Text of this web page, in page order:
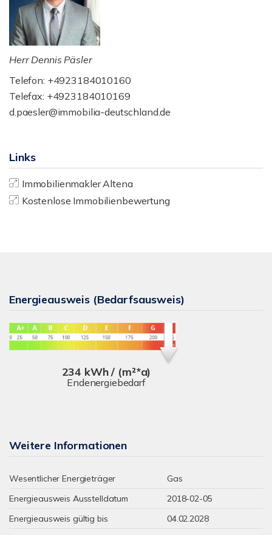
Herr Dennis Päsler
Telefon: +4923184010160
Telefax: +4923184010169
d.paesler@immobilia-deutschland.de
Links
Immobilienmakler Altena
Kostenlose Immobilienbewertung
Energieausweis (Bedarfsausweis)
234 kWh / (m²*a)
Endenergiebedarf
Weitere Informationen
Wesentlicher Energieträger
Gas
Energieausweis Ausstelldatum
2018-02-05
Energieausweis gültig bis
04.02.2028